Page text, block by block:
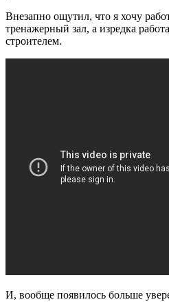
Внезапно ощутил, что я хочу
тренажерный зал, а изредка
строителем.
И, вообще появилось больше